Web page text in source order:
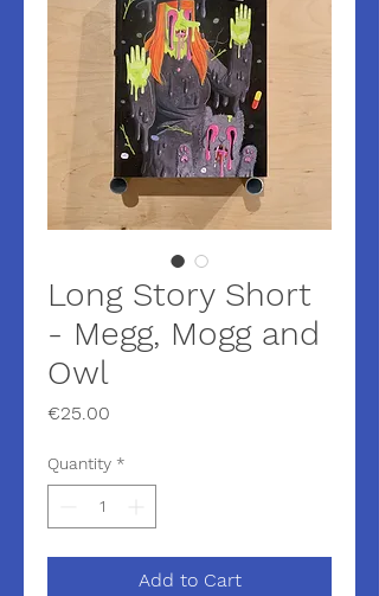
Long Story Short
- Megg, Mogg and
Owl
€25.00
Quantity *
Add to Cart